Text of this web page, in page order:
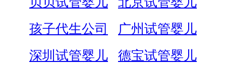
孩子代生公司
广州试管婴儿
深圳试管婴儿
德宝试管婴儿